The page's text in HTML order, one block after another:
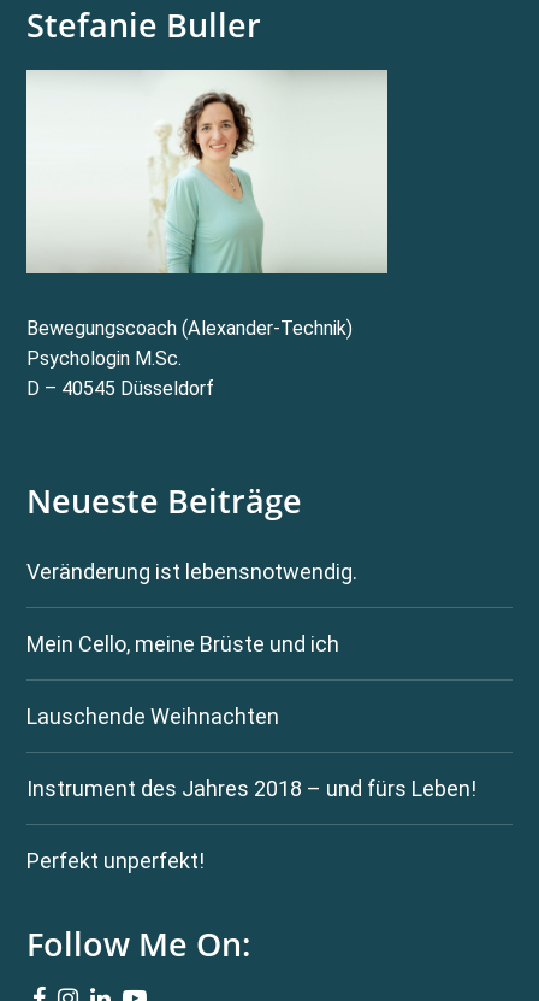
Stefanie Buller
Bewegungscoach (Alexander-Technik)
Psychologin M.Sc.
D – 40545 Düsseldorf
Neueste Beiträge
Veränderung ist lebensnotwendig.
Mein Cello, meine Brüste und ich
Lauschende Weihnachten
Instrument des Jahres 2018 – und fürs Leben!
Perfekt unperfekt!
Follow Me On: